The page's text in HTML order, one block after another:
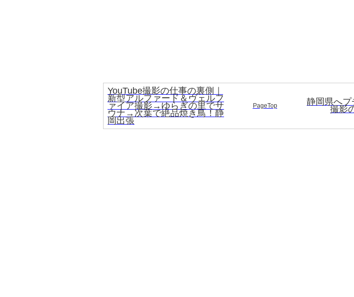
YouTube撮影の仕事の裏側｜
新型アルファード＆ヴェルフ
ァイア撮影→ゆらぎの里でサ
ウナ→次葉で絶品焼き鳥！静
岡出張
PageTop 静岡県へプ
撮影